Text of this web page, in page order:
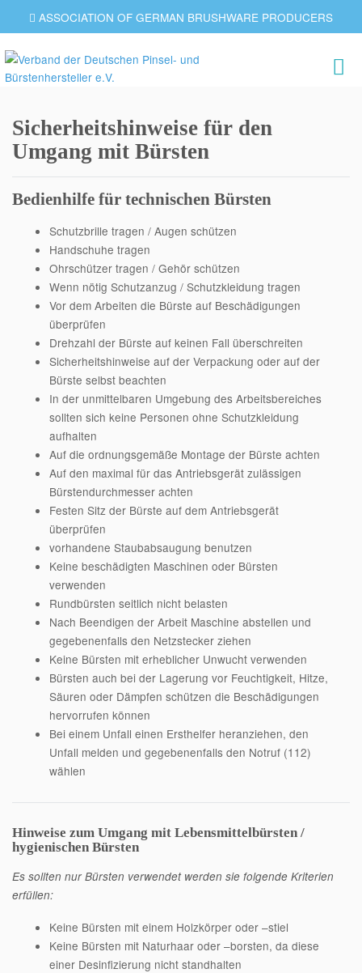
ASSOCIATION OF GERMAN BRUSHWARE PRODUCERS
Sicherheitshinweise für den
Umgang mit Bürsten
Bedienhilfe für technischen Bürsten
Schutzbrille tragen / Augen schützen
Handschuhe tragen
Ohrschützer tragen / Gehör schützen
Wenn nötig Schutzanzug / Schutzkleidung tragen
Vor dem Arbeiten die Bürste auf Beschädigungen
überprüfen
Drehzahl der Bürste auf keinen Fall überschreiten
Sicherheitshinweise auf der Verpackung oder auf der
Bürste selbst beachten
In der unmittelbaren Umgebung des Arbeitsbereiches
sollten sich keine Personen ohne Schutzkleidung
aufhalten
Auf die ordnungsgemäße Montage der Bürste achten
Auf den maximal für das Antriebsgerät zulässigen
Bürstendurchmesser achten
Festen Sitz der Bürste auf dem Antriebsgerät
überprüfen
vorhandene Staubabsaugung benutzen
Keine beschädigten Maschinen oder Bürsten
verwenden
Rundbürsten seitlich nicht belasten
Nach Beendigen der Arbeit Maschine abstellen und
gegebenenfalls den Netzstecker ziehen
Keine Bürsten mit erheblicher Unwucht verwenden
Bürsten auch bei der Lagerung vor Feuchtigkeit, Hitze,
Säuren oder Dämpfen schützen die Beschädigungen
hervorrufen können
Bei einem Unfall einen Ersthelfer heranziehen, den
Unfall melden und gegebenenfalls den Notruf (112)
wählen
Hinweise zum Umgang mit Lebensmittelbürsten /
hygienischen Bürsten
Es sollten nur Bürsten verwendet werden sie folgende Kriterien
erfüllen:
Keine Bürsten mit einem Holzkörper oder –stiel
Keine Bürsten mit Naturhaar oder –borsten, da diese
einer Desinfizierung nicht standhalten